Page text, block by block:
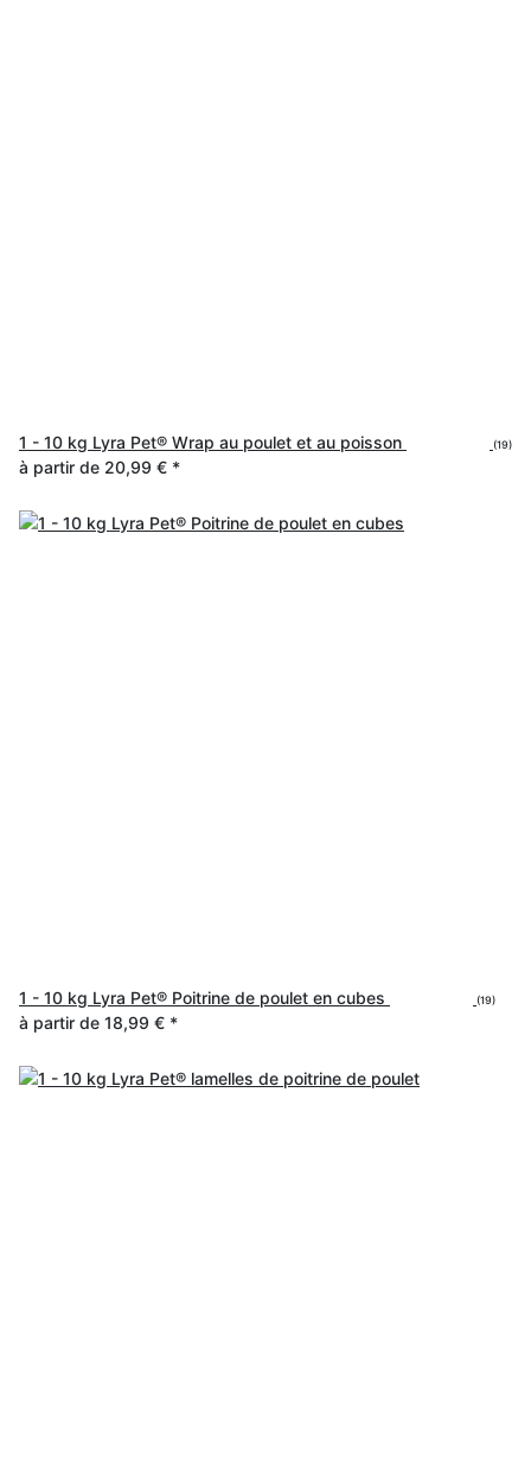
1 - 10 kg Lyra Pet® Wrap au poulet et au poisson (19)
à partir de 20,99 € *
1 - 10 kg Lyra Pet® Poitrine de poulet en cubes (19)
à partir de 18,99 € *